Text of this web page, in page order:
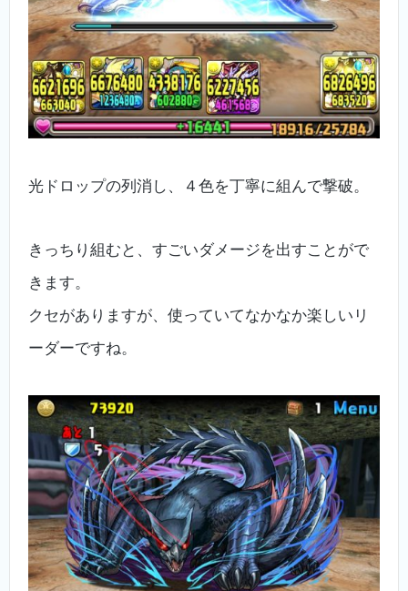
光ドロップの列消し、４色を丁寧に組んで撃破。
きっちり組むと、すごいダメージを出すことがで
きます。
クセがありますが、使っていてなかなか楽しいリ
ーダーですね。